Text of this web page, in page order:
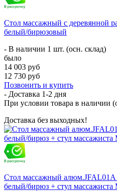
Стол массажный с деревянной
белый/бирюзовый
- В наличии 1 шт. (осн. склад)
было
14 003 руб
12 730 руб
Позвонить и купить
- Доставка 1-2 дня
При условии товара в наличии
Доставка без выходных!
Стол массажный
белый/бирюз + стул